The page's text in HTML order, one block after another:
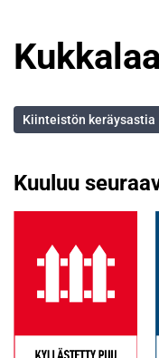
Kiinteistön keräysastia
Kuuluu